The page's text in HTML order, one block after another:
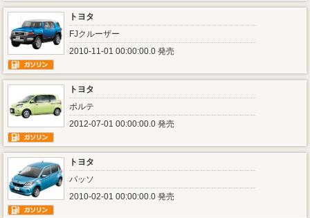
トヨタ
FJクルーザー
2010-11-01 00:00:00.0 発売
トヨタ
ポルテ
2012-07-01 00:00:00.0 発売
トヨタ
パッソ
2010-02-01 00:00:00.0 発売